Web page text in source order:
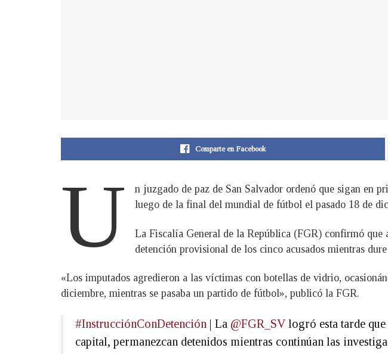
Comparte en Facebook
U
n juzgado de paz de San Salvador ordenó que sigan en
luego de la final del mundial de fútbol el pasado 18 de
La Fiscalía General de la República (FGR) confirmó
detención provisional de los cinco acusados mientras
«Los imputados agredieron a las víctimas con botellas de vidrio,
diciembre, mientras se pasaba un partido de fútbol», publicó la FGR.
#InstrucciónConDetención | La @FGR_SVlogró esta tarde que
capital, permanezcan detenidos mientras continúan las